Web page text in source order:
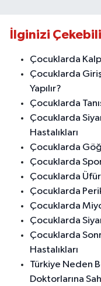
İlginizi
Çocuklarda
Çocuklarda
Yapılır?
Çocuklarda
Çocuklarda
Hastalıkları
Çocuklarda
Çocuklarda
Çocuklarda
Çocuklarda
Çocuklarda
Çocuklarda
Çocuklarda
Hastalıkları
Türkiye Neden
Doktorlarına